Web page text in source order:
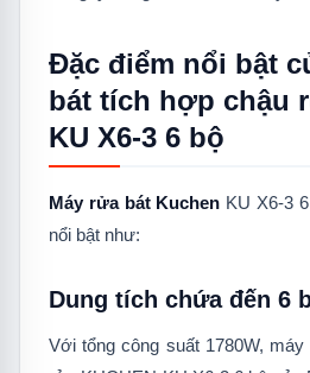
Đặc điểm nổi bật
bát tích hợp chậu
KU X6-3 6 bộ
Máy rửa bát Kuchen KU X6-3
nổi bật như:
Dung tích chứa đến 6
Với tổng công suất 1780W,